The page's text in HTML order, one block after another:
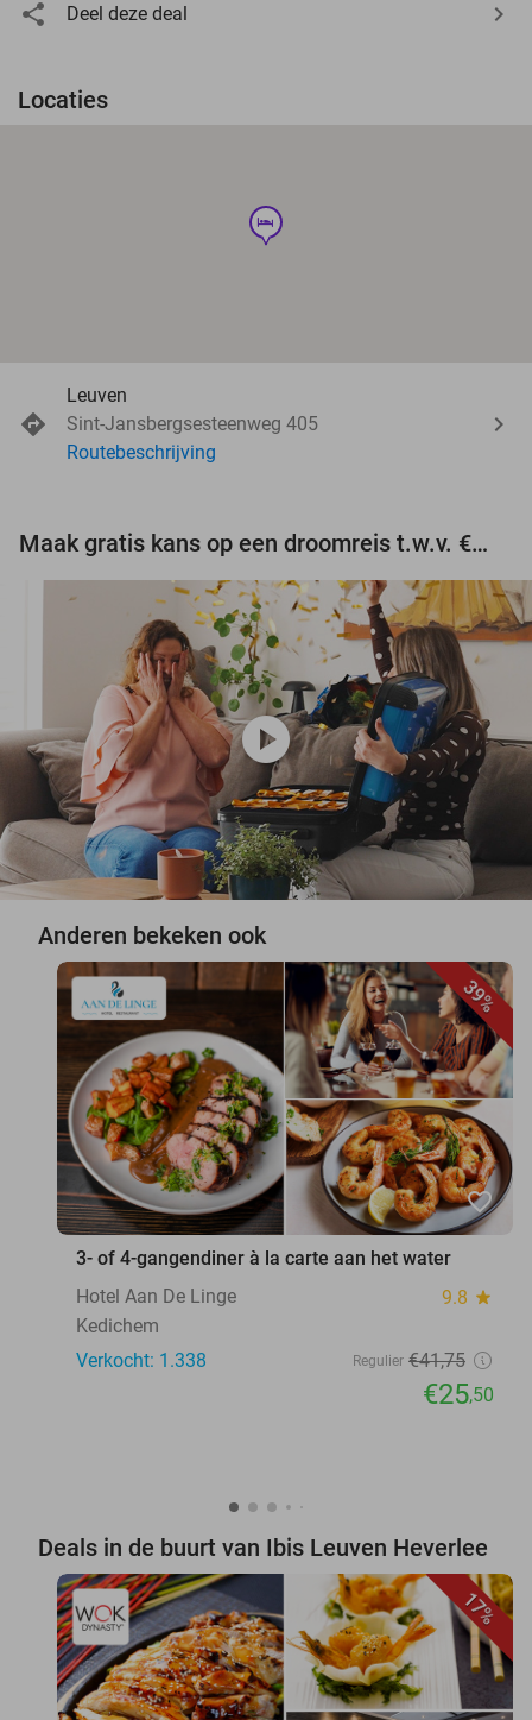
Deel deze deal
Locaties
hotel
Leuven
Sint-Jansbergsesteenweg 405
Routebeschrijving
Maak gratis kans op een droomreis t.w.v. €3.000!
play_circle
Anderen bekeken ook
39%
favorite_border
3- of 4-gangendiner à la carte aan het water
Hotel Aan De Linge
9.8 star
Kedichem
Verkocht: 1.338
Regulier €41,75
€25,50
Deals in de buurt van Ibis Leuven Heverlee
17%